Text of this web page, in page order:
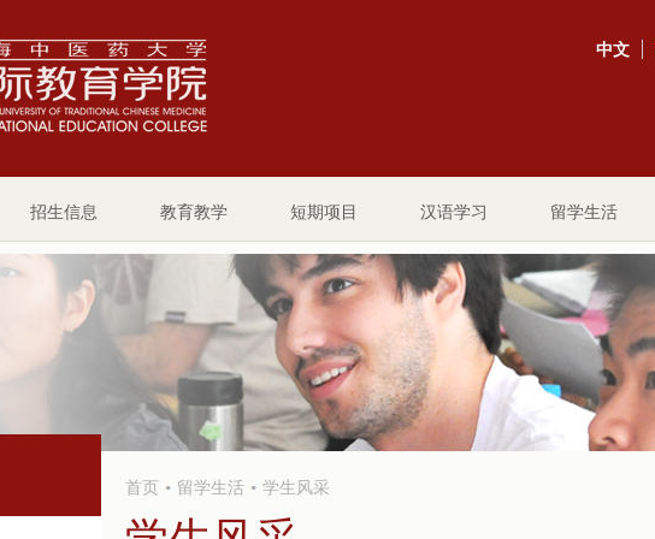
中文
招生信息 教育教学 短期项目 汉语学习 留学生活
首页 留学生活 学生风采